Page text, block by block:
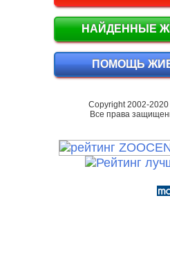
НАЙДЕННЫЕ
ПОМОЩЬ
Copyright 2002-2020
Все права